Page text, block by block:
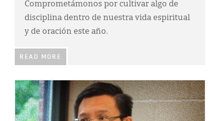
Comprometámonos por cultivar algo de
disciplina dentro de nuestra vida espiritual
y de oración este año.
READ MORE
IMAGE: